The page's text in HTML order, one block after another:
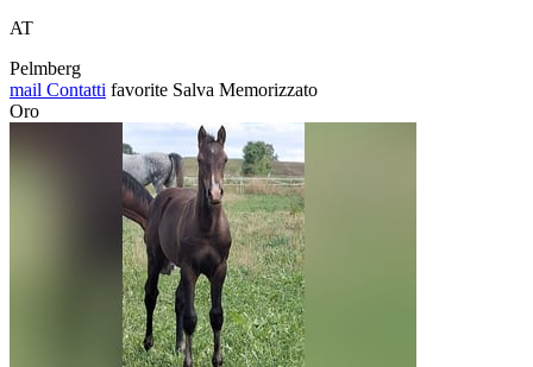
AT
Pelmberg
mail Contatti favorite Salva Memorizzato
Oro